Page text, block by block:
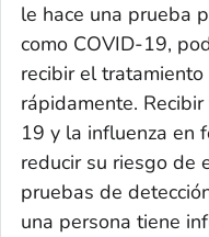
le hace una prueba
como COVID-19,
recibir el
rápidamente.
19 y la influenza en
reducir su riesgo de
pruebas de
una persona tiene